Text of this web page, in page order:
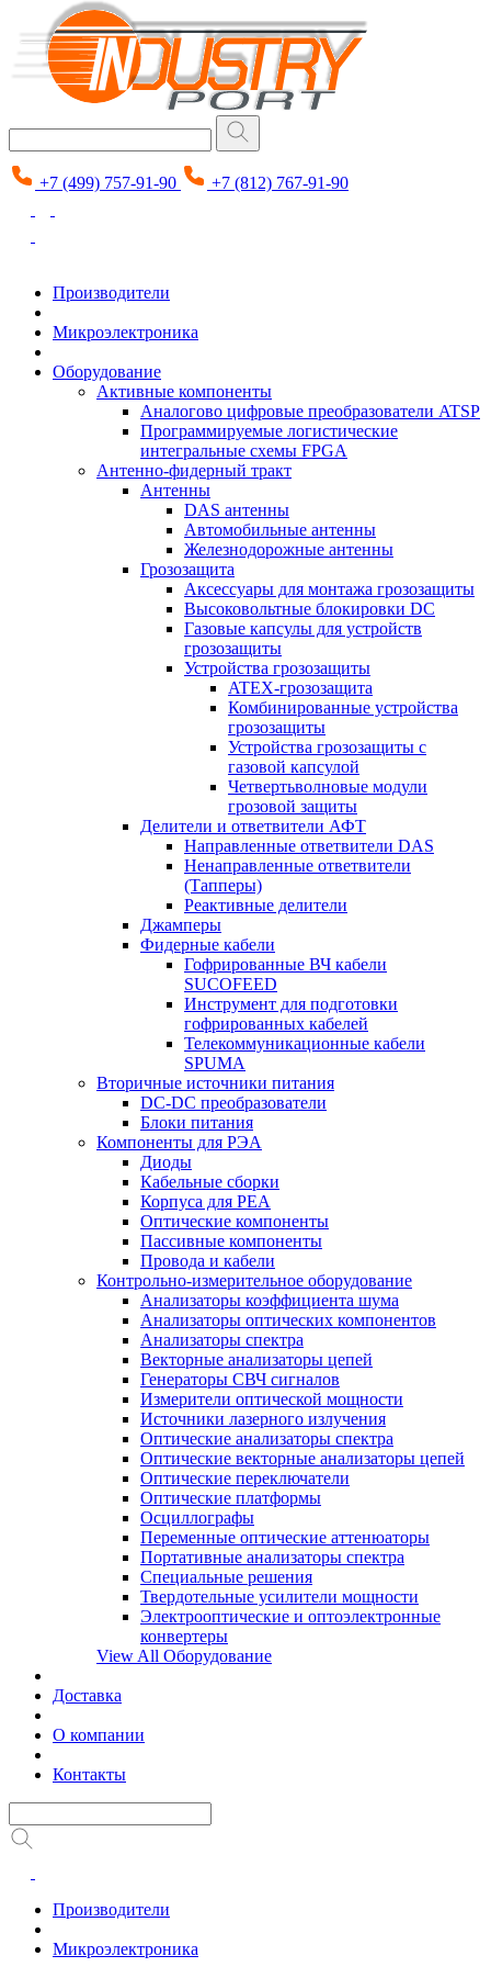
+7 (499) 757-91-90 +7 (812) 767-91-90
Производители
Микроэлектроника
Оборудование
Активные компоненты
Аналогово цифровые преобразователи ATSP
Программируемые логистические
интегральные схемы FPGA
Антенно-фидерный тракт
Антенны
DAS антенны
Автомобильные антенны
Железнодорожные антенны
Грозозащита
Аксессуары для монтажа грозозащиты
Высоковольтные блокировки DC
Газовые капсулы для устройств
грозозащиты
Устройства грозозащиты
ATEX-грозозащита
Комбинированные устройства
грозозащиты
Устройства грозозащиты с
газовой капсулой
Четвертьволновые модули
грозовой защиты
Делители и ответвители АФТ
Направленные ответвители DAS
Ненаправленные ответвители
(Тапперы)
Реактивные делители
Джамперы
Фидерные кабели
Гофрированные ВЧ кабели
SUCOFEED
Инструмент для подготовки
гофрированных кабелей
Телекоммуникационные кабели
SPUMA
Вторичные источники питания
DC-DC преобразователи
Блоки питания
Компоненты для РЭА
Диоды
Кабельные сборки
Корпуса для РЕА
Оптические компоненты
Пассивные компоненты
Провода и кабели
Контрольно-измерительное оборудование
Анализаторы коэффициента шума
Анализаторы оптических компонентов
Анализаторы спектра
Векторные анализаторы цепей
Генераторы СВЧ сигналов
Измерители оптической мощности
Источники лазерного излучения
Оптические анализаторы спектра
Оптические векторные анализаторы цепей
Оптические переключатели
Оптические платформы
Осциллографы
Переменные оптические аттенюаторы
Портативные анализаторы спектра
Специальные решения
Твердотельные усилители мощности
Электрооптические и оптоэлектронные
конвертеры
View All Оборудование
Доставка
О компании
Контакты
Производители
Микроэлектроника